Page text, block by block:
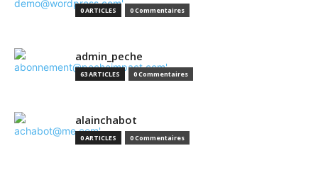
0 ARTICLES 0 Commentaires
admin_peche
63 ARTICLES 0 Commentaires
alainchabot
0 ARTICLES 0 Commentaires